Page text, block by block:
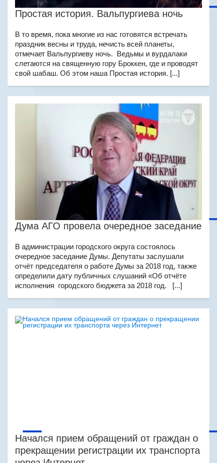
Простая история. Вальпургиева ночь
В то время, пока многие из нас готовятся встречать
праздник весны и труда, нечисть всей планеты,
отмечает Вальпургиеву ночь. Ведьмы и вурдалаки
слетаются на священную гору Броккен, где и проводят
свой шабаш. Об этом наша Простая история. [...]
Дума АГО провела очередное заседание
В администрации городского округа состоялось
очередное заседание Думы. Депутаты заслушали
отчёт председателя о работе Думы за 2018 год, также
определили дату публичных слушаний «Об отчёте
исполнения городского бюджета за 2018 год. [...]
Начался прием обращений от граждан о
прекращении регистрации их транспорта